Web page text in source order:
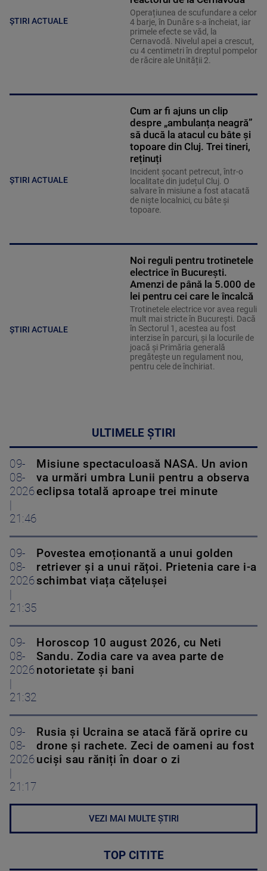
ȘTIRI ACTUALE
Operațiunea de scufundare a celor
4 barje, în Dunăre s-a încheiat, iar
primele efecte se văd, la
Cernavodă. Nivelul apei a crescut,
cu 4 centimetri în dreptul pompelor
de răcire ale Unității 2.
ȘTIRI ACTUALE
Cum ar fi ajuns un clip
despre „ambulanța neagră”
să ducă la atacul cu bâte și
topoare din Cluj. Trei tineri,
reținuți
Incident șocant petrecut, într-o
localitate din județul Cluj. O
salvare în misiune a fost atacată
de niște localnici, cu bâte și
topoare.
ȘTIRI ACTUALE
Noi reguli pentru trotinetele
electrice în București.
Amenzi de până la 5.000 de
lei pentru cei care le încalcă
Trotinetele electrice vor avea reguli
mult mai stricte în București. Dacă
în Sectorul 1, acestea au fost
interzise în parcuri, și la locurile de
joacă și Primăria generală
pregătește un regulament nou,
pentru cele de închiriat.
ULTIMELE ȘTIRI
09-
08-
2026
21:46
Misiune spectaculoasă NASA. Un avion
va urmări umbra Lunii pentru a observa
eclipsa totală aproape trei minute
09-
08-
2026
21:35
Povestea emoționantă a unui golden
retriever și a unui rățoi. Prietenia care i-a
schimbat viața cățelușei
09-
08-
2026
21:32
Horoscop 10 august 2026, cu Neti
Sandu. Zodia care va avea parte de
notorietate și bani
09-
08-
2026
21:17
Rusia și Ucraina se atacă fără oprire cu
drone și rachete. Zeci de oameni au fost
uciși sau răniți în doar o zi
VEZI MAI MULTE ȘTIRI
TOP CITITE